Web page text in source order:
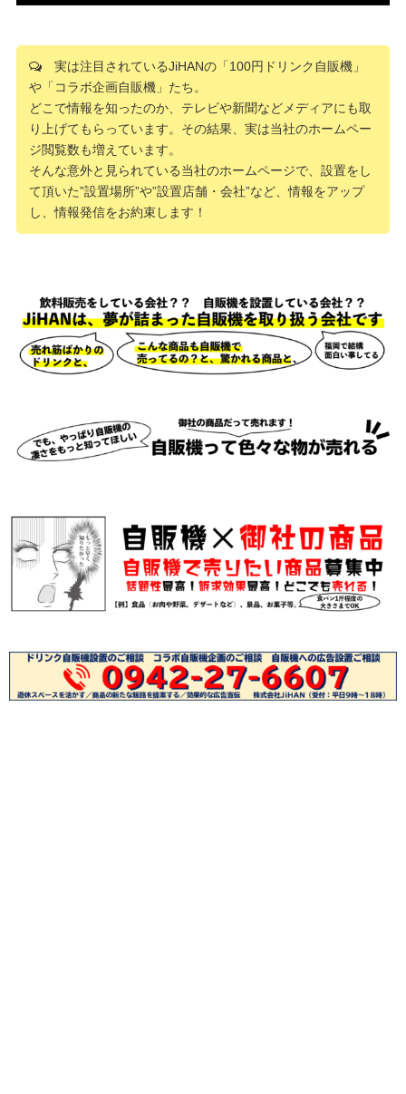
実は注目されているJiHANの「100円ドリンク自販機」
や「コラボ企画自販機」たち。
どこで情報を知ったのか、テレビや新聞などメディアにも取
り上げてもらっています。その結果、実は当社のホームペー
ジ閲覧数も増えています。
そんな意外と見られている当社のホームページで、設置をし
て頂いた”設置場所”や”設置店舗・会社”など、情報をアップ
し、情報発信をお約束します！